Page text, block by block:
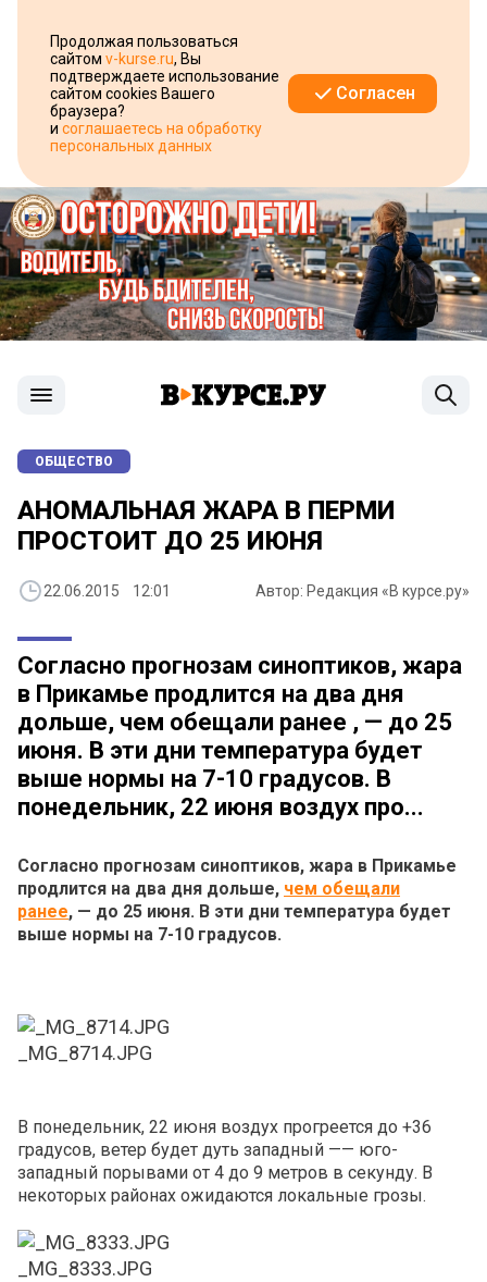
Продолжая пользоваться
сайтом v-kurse.ru, Вы
подтверждаете использование
сайтом cookies Вашего
браузера?
и соглашаетесь на обработку
персональных данных
Согласен
ОБЩЕСТВО
АНОМАЛЬНАЯ ЖАРА В ПЕРМИ
ПРОСТОИТ ДО 25 ИЮНЯ
22.06.2015 12:01 Автор: Редакция «В курсе.ру»
Согласно прогнозам синоптиков, жара
в Прикамье продлится на два дня
дольше, чем обещали ранее , — до 25
июня. В эти дни температура будет
выше нормы на 7-10 градусов. В
понедельник, 22 июня воздух про...
Согласно прогнозам синоптиков, жара в Прикамье
продлится на два дня дольше, чем обещали
ранее, — до 25 июня. В эти дни температура будет
выше нормы на 7-10 градусов.
_MG_8714.JPG
В понедельник, 22 июня воздух прогреется до +36
градусов, ветер будет дуть западный —— юго-
западный порывами от 4 до 9 метров в секунду. В
некоторых районах ожидаются локальные грозы.
_MG_8333.JPG